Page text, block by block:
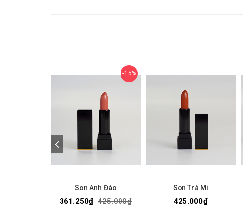
15%
Son Anh Đào
361.250₫ 425.000₫
Son Trà Mi
425.000₫